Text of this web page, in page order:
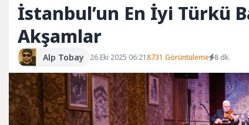
İstanbul’un En İyi Türkü
Akşamlar
Alp Tobay 26 Eki 2025 06:218731 Görüntüleme 8 dk.